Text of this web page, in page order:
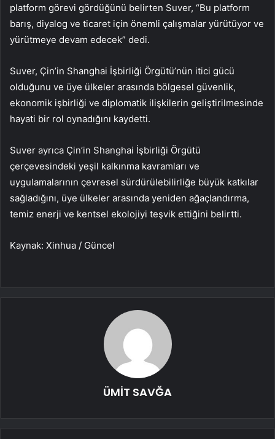
platform görevi gördüğünü belirten Suver, “Bu platform
barış, diyalog ve ticaret için önemli çalışmalar yürütüyor ve
yürütmeye devam edecek” dedi.
Suver, Çin’in Shanghai İşbirliği Örgütü’nün itici gücü
olduğunu ve üye ülkeler arasında bölgesel güvenlik,
ekonomik işbirliği ve diplomatik ilişkilerin geliştirilmesinde
hayati bir rol oynadığını kaydetti.
Suver ayrıca Çin’in Shanghai İşbirliği Örgütü
çerçevesindeki yeşil kalkınma kavramları ve
uygulamalarının çevresel sürdürülebilirliğe büyük katkılar
sağladığını, üye ülkeler arasında yeniden ağaçlandırma,
temiz enerji ve kentsel ekolojiyi teşvik ettiğini belirtti.
Kaynak: Xinhua / Güncel
ÜMİT SAVĞA